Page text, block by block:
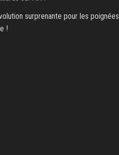
surprenante pour les poignées
!